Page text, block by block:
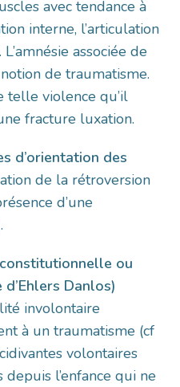
avec tendance à
interne, l’articulation
associée de
de traumatisme.
telle violence qu’il
fracture luxation.
d’orientation des
de la rétroversion
d’une
ou
Danlos)
involontaire
à un traumatisme (cf
volontaires
l’enfance qui ne